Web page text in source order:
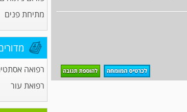
מתיחת פנים
רפואה
רפואת עור